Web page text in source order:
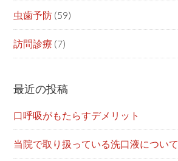
虫歯予防 (59)
訪問診療 (7)
最近の投稿
口呼吸がもたらすデメリット
当院で取り扱っている洗口液について